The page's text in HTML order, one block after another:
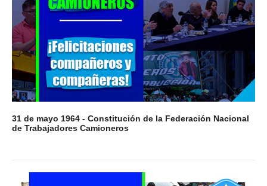
31 de mayo 1964 - Constitución de la Federación Nacional
de Trabajadores Camioneros